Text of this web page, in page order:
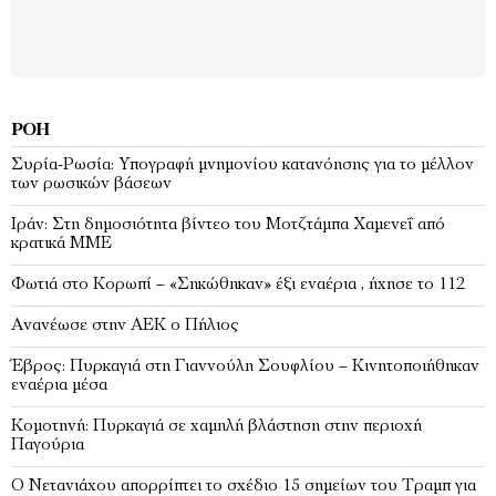
ΡΟΉ
Συρία-Ρωσία: Υπογραφή μνημονίου κατανόησης για το μέλλον
των ρωσικών βάσεων
Ιράν: Στη δημοσιότητα βίντεο του Μοτζτάμπα Χαμενεΐ από
κρατικά ΜΜΕ
Φωτιά στο Κορωπί – «Σηκώθηκαν» έξι εναέρια , ήχησε το 112
Ανανέωσε στην ΑΕΚ ο Πήλιος
Έβρος: Πυρκαγιά στη Γιαννούλη Σουφλίου – Κινητοποιήθηκαν
εναέρια μέσα
Κομοτηνή: Πυρκαγιά σε χαμηλή βλάστηση στην περιοχή
Παγούρια
Ο Νετανιάχου απορρίπτει το σχέδιο 15 σημείων του Τραμπ για